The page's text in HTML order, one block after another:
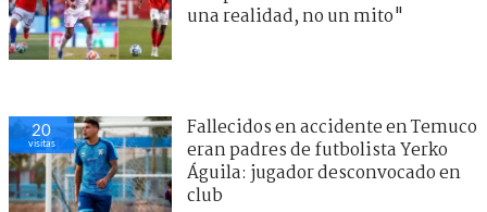
una realidad, no un mito"
20
visitas
Fallecidos en accidente en Temuco
eran padres de futbolista Yerko
Águila: jugador desconvocado en
club